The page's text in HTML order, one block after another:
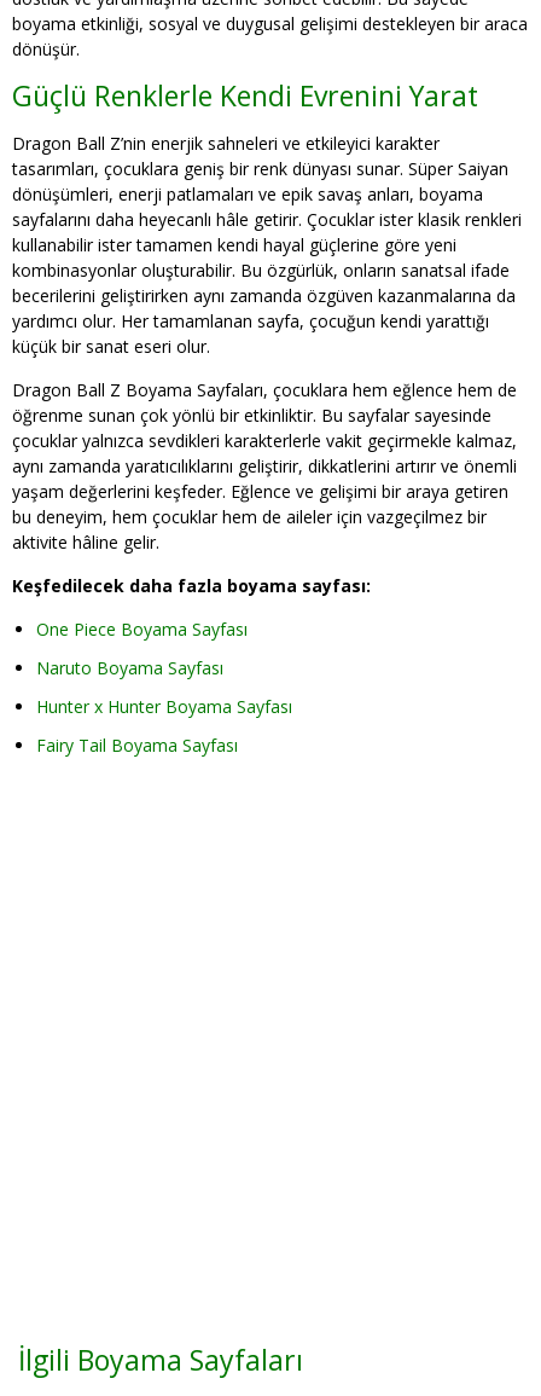
boyama etkinliği, sosyal ve duygusal gelişimi destekleyen bir araca
dönüşür.
Güçlü Renklerle Kendi Evrenini Yarat
Dragon Ball Z’nin enerjik sahneleri ve etkileyici karakter
tasarımları, çocuklara geniş bir renk dünyası sunar. Süper Saiyan
dönüşümleri, enerji patlamaları ve epik savaş anları, boyama
sayfalarını daha heyecanlı hâle getirir. Çocuklar ister klasik renkleri
kullanabilir ister tamamen kendi hayal güçlerine göre yeni
kombinasyonlar oluşturabilir. Bu özgürlük, onların sanatsal ifade
becerilerini geliştirirken aynı zamanda özgüven kazanmalarına da
yardımcı olur. Her tamamlanan sayfa, çocuğun kendi yarattığı
küçük bir sanat eseri olur.
Dragon Ball Z Boyama Sayfaları, çocuklara hem eğlence hem de
öğrenme sunan çok yönlü bir etkinliktir. Bu sayfalar sayesinde
çocuklar yalnızca sevdikleri karakterlerle vakit geçirmekle kalmaz,
aynı zamanda yaratıcılıklarını geliştirir, dikkatlerini artırır ve önemli
yaşam değerlerini keşfeder. Eğlence ve gelişimi bir araya getiren
bu deneyim, hem çocuklar hem de aileler için vazgeçilmez bir
aktivite hâline gelir.
Keşfedilecek daha fazla boyama sayfası:
One Piece Boyama Sayfası
Naruto Boyama Sayfası
Hunter x Hunter Boyama Sayfası
Fairy Tail Boyama Sayfası
İlgili Boyama Sayfaları